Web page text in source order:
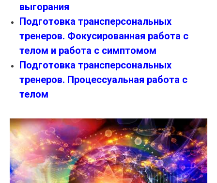
выгорания
Подготовка трансперсональных
тренеров. Фокусированная работа с
телом и работа с симптомом
Подготовка трансперсональных
тренеров. Процессуальная работа с
телом